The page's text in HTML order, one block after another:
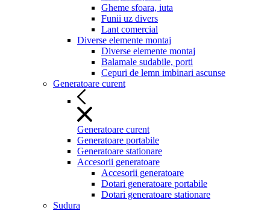
Gheme sfoara, iuta
Funii uz divers
Lant comercial
Diverse elemente montaj
Diverse elemente montaj
Balamale sudabile, porti
Cepuri de lemn imbinari ascunse
Generatoare curent
Generatoare curent
Generatoare portabile
Generatoare stationare
Accesorii generatoare
Accesorii generatoare
Dotari generatoare portabile
Dotari generatoare stationare
Sudura